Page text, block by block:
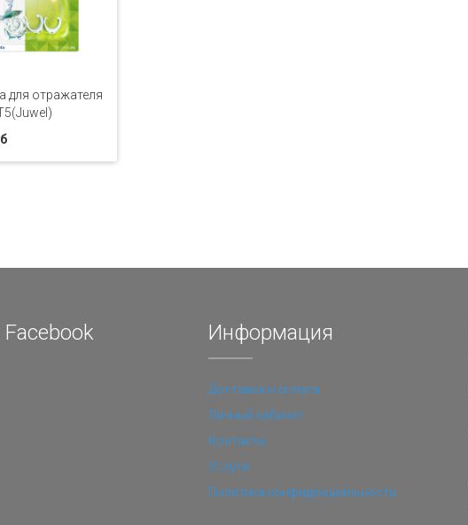
для отражателя
Информация
Доставка и оплата
Личный кабинет
Контакты
Услуги
Политика конфиденциальности